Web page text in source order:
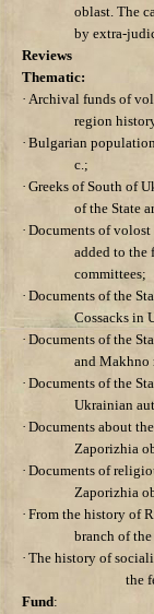
oblast. The
by extra-
Reviews
Thematic:
· Archival funds of
region
· Bulgarian
c.;
· Greeks of South of
ofthe State
· Documents of volost
added to the
committees;
· Documents ofthe
Cossacks in
· Documents ofthe
and Makhno
· Documents of the
Ukrainian
· Documents about
Zaporizhia
· Documents of
Zaporizhia
· From the history of
branch of
· The history of
the
Fund: